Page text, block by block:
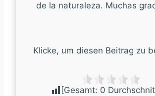
de la naturaleza. Muchas
Klicke, um diesen Beitrag zu
[Gesamt: 0